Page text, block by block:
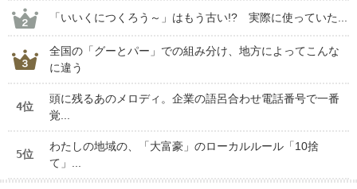
「いいくにつくろう～」はもう古い!? 実際に使っていた...
全国の「グーとパー」での組み分け、地方によってこんな
に違う
4位
頭に残るあのメロディ。企業の語呂合わせ電話番号で一番
覚...
5位
わたしの地域の、「大富豪」のローカルルール「10捨
て」...